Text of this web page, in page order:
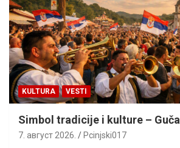
KULTURA VESTI
Simbol tradicije i kulture – Guča
7. август 2026. Pcinjski017